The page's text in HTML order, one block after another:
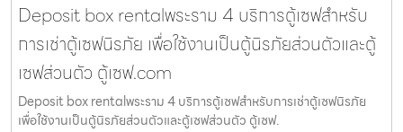
Deposit box rentalพระราม 4 บริการตู้เซฟสำหรับ
การเช่าตู้เซฟนิรภัย เพื่อใช้งานเป็นตู้นิรภัยส่วนตัวและตู้
เซฟส่วนตัว ตู้เซฟ.com
Deposit box rentalพระราม 4 บริการตู้เซฟสำหรับการเช่าตู้เซฟนิรภัย
เพื่อใช้งานเป็นตู้นิรภัยส่วนตัวและตู้เซฟส่วนตัว ตู้เซฟ.